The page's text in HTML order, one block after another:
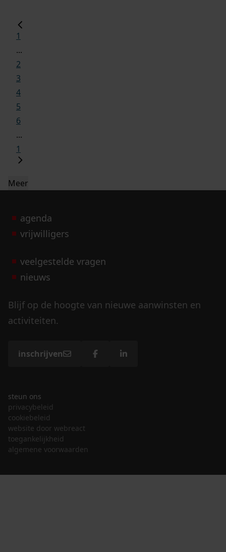
1
...
2
3
4
5
6
...
1
Meer
agenda
vrijwilligers
veelgestelde vragen
nieuws
Blijf op de hoogte van nieuwe aanwinsten en
activiteiten.
inschrijven
steun ons
privacybeleid
cookiebeleid
website door webreact
toegankelijkheid
algemene voorwaarden